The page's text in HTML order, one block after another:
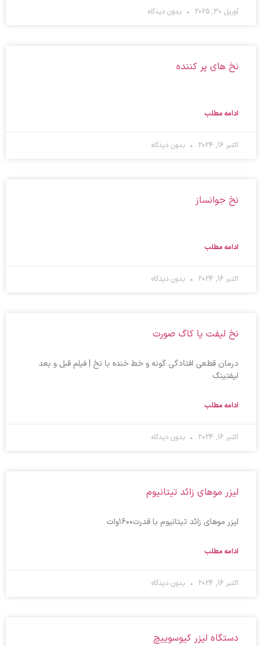
آوریل 30, 2025 بدون دیدگاه
نخ های پر کننده
ادامه مطلب
اکتبر 16, 2024 بدون دیدگاه
نخ جوانساز
ادامه مطلب
اکتبر 16, 2024 بدون دیدگاه
نخ لیفت یا کاگ صورت
درمان قطعی افتادگی گونه و خط خنده با نخ | فیلم قبل و بعد
لیفتینگ
ادامه مطلب
اکتبر 16, 2024 بدون دیدگاه
لیزر موهای زائد تیتانیوم
لیزر موهای زائد تیتانیوم با قدرت۱۶۰۰وات
ادامه مطلب
اکتبر 16, 2024 بدون دیدگاه
دستگاه لیزر کیوسوییچ